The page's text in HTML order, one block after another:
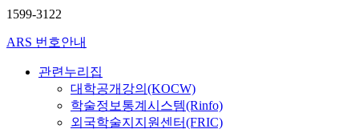
1599-3122
ARS 번호안내
관련누리집
대학공개강의(KOCW)
학술정보통계시스템(Rinfo)
외국학술지지원센터(FRIC)